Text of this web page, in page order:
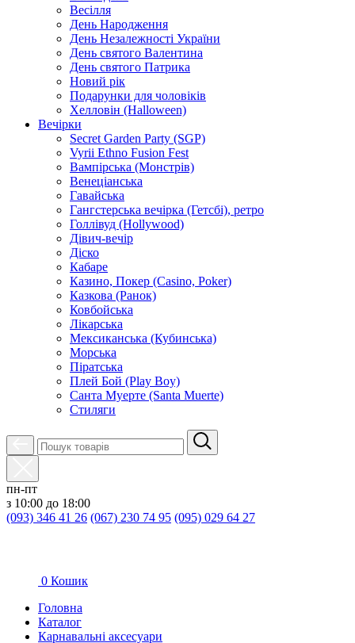
Весілля
День Народження
День Незалежності України
День святого Валентина
День святого Патрика
Новий рік
Подарунки для чоловіків
Хелловін (Halloween)
Вечірки
Secret Garden Party (SGP)
Vyrii Ethno Fusion Fest
Вампірська (Монстрів)
Венеціанська
Гавайська
Гангстерська вечірка (Гетсбі), ретро
Голлівуд (Hollywood)
Дівич-вечір
Діско
Кабаре
Казино, Покер (Casino, Poker)
Казкова (Ранок)
Ковбойська
Лікарська
Мексиканська (Кубинська)
Морська
Піратська
Плей Бой (Play Boy)
Санта Муерте (Santa Muerte)
Стиляги
пн-пт
з 10:00 до 18:00
(093) 346 41 26 (067) 230 74 95 (095) 029 64 27
0 Кошик
Головна
Каталог
Карнавальні аксесуари